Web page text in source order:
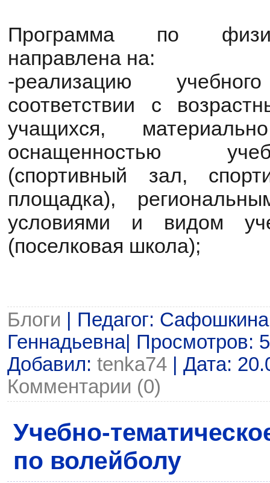
Программа по
направлена на:
-реализацию
соответствии с
учащихся,
оснащенностью
(спортивный зал,
площадка),
условиями и видом
(поселковая школа);
Блоги | Педагог:
Геннадьевна| Просмотров:
Добавил: tenka74 | Дата:
Комментарии (0)
Учебно-
по волейболу